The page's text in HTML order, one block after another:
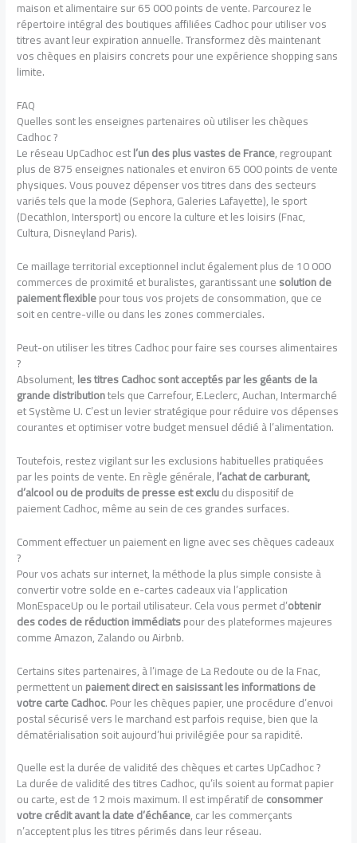
maison et alimentaire sur 65 000 points de vente. Parcourez le
répertoire intégral des boutiques affiliées Cadhoc pour utiliser vos
titres avant leur expiration annuelle. Transformez dès maintenant
vos chèques en plaisirs concrets pour une expérience shopping sans
limite.
FAQ
Quelles sont les enseignes partenaires où utiliser les chèques
Cadhoc ?
Le réseau UpCadhoc estl’un des plus vastes de France, regroupant
plus de 875 enseignes nationales et environ 65 000 points de vente
physiques. Vous pouvez dépenser vos titres dans des secteurs
variés tels que la mode (Sephora, Galeries Lafayette), le sport
(Decathlon, Intersport) ou encore la culture et les loisirs (Fnac,
Cultura, Disneyland Paris).
Ce maillage territorial exceptionnel inclut également plus de 10 000
commerces de proximité et buralistes, garantissant unesolution de
paiement flexiblepour tous vos projets de consommation, que ce
soit en centre-ville ou dans les zones commerciales.
Peut-on utiliser les titres Cadhoc pour faire ses courses alimentaires
?
Absolument,les titres Cadhoc sont acceptés par les géants de la
grande distributiontels que Carrefour, E.Leclerc, Auchan, Intermarché
et Système U. C’est un levier stratégique pour réduire vos dépenses
courantes et optimiser votre budget mensuel dédié à l’alimentation.
Toutefois, restez vigilant sur les exclusions habituelles pratiquées
par les points de vente. En règle générale,l’achat de carburant,
d’alcool ou de produits de presse est excludu dispositif de
paiement Cadhoc, même au sein de ces grandes surfaces.
Comment effectuer un paiement en ligne avec ses chèques cadeaux
?
Pour vos achats sur internet, la méthode la plus simple consiste à
convertir votre solde en e-cartes cadeaux via l’application
MonEspaceUp ou le portail utilisateur. Cela vous permet d’obtenir
des codes de réduction immédiatspour des plateformes majeures
comme Amazon, Zalando ou Airbnb.
Certains sites partenaires, à l’image de La Redoute ou de la Fnac,
permettent unpaiement direct en saisissant les informations de
votre carte Cadhoc. Pour les chèques papier, une procédure d’envoi
postal sécurisé vers le marchand est parfois requise, bien que la
dématérialisation soit aujourd’hui privilégiée pour sa rapidité.
Quelle est la durée de validité des chèques et cartes UpCadhoc ?
La durée de validité des titres Cadhoc, qu’ils soient au format papier
ou carte, est de 12 mois maximum. Il est impératif deconsommer
votre crédit avant la date d’échéance, car les commerçants
n’acceptent plus les titres périmés dans leur réseau.